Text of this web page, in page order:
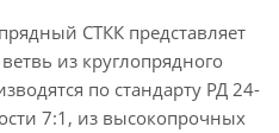
СТКК представляет
из круглопрядного
по стандарту РД 24-
7:1, из высокопрочных